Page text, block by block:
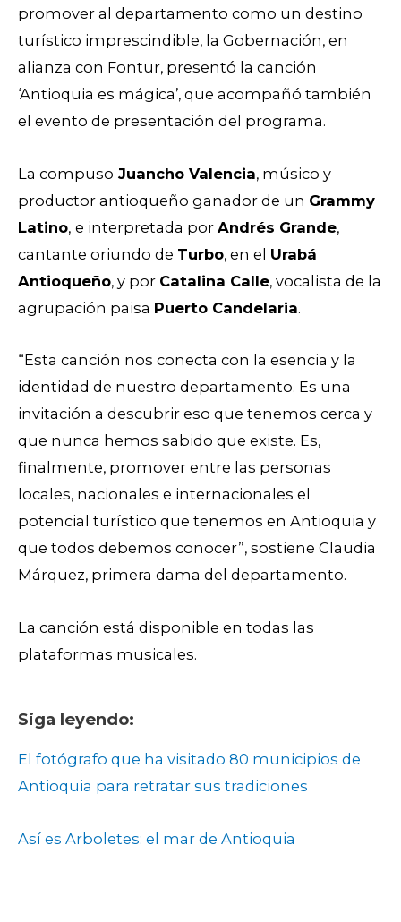
promover al departamento como un destino
turístico imprescindible, la Gobernación, en
alianza con Fontur, presentó la canción
‘Antioquia es mágica’, que acompañó también
el evento de presentación del programa.
La compuso Juancho Valencia, músico y
productor antioqueño ganador de un Grammy
Latino, e interpretada por Andrés Grande,
cantante oriundo de Turbo, en el Urabá
Antioqueño, y por Catalina Calle, vocalista de la
agrupación paisa Puerto Candelaria.
“Esta canción nos conecta con la esencia y la
identidad de nuestro departamento. Es una
invitación a descubrir eso que tenemos cerca y
que nunca hemos sabido que existe. Es,
finalmente, promover entre las personas
locales, nacionales e internacionales el
potencial turístico que tenemos en Antioquia y
que todos debemos conocer”, sostiene Claudia
Márquez, primera dama del departamento.
La canción está disponible en todas las
plataformas musicales.
Siga leyendo:
El fotógrafo que ha visitado 80 municipios de
Antioquia para retratar sus tradiciones
Así es Arboletes: el mar de Antioquia